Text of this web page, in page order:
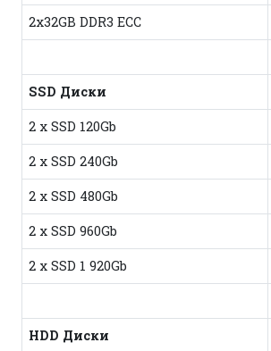
2x32GB DDR3 ECC
SSD Диски
2 x SSD 120Gb
2 x SSD 240Gb
2 x SSD 480Gb
2 x SSD 960Gb
2 x SSD 1 920Gb
HDD Диски